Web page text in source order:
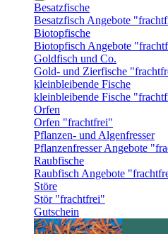
Besatzfische
Besatzfisch Angebote
Biotopfische
Biotopfisch Angebote
Goldfisch und Co.
Gold- und Zierfische
kleinbleibende Fische
kleinbleibende Fische
Orfen
Orfen "frachtfrei"
Pflanzen- und Algenfresser
Pflanzenfresser Angebote
Raubfische
Raubfisch Angebote
Störe
Stör "frachtfrei"
Gutschein